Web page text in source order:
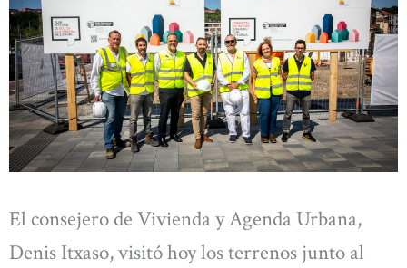
El consejero de Vivienda y Agenda Urbana,
Denis Itxaso, visitó hoy los terrenos junto al